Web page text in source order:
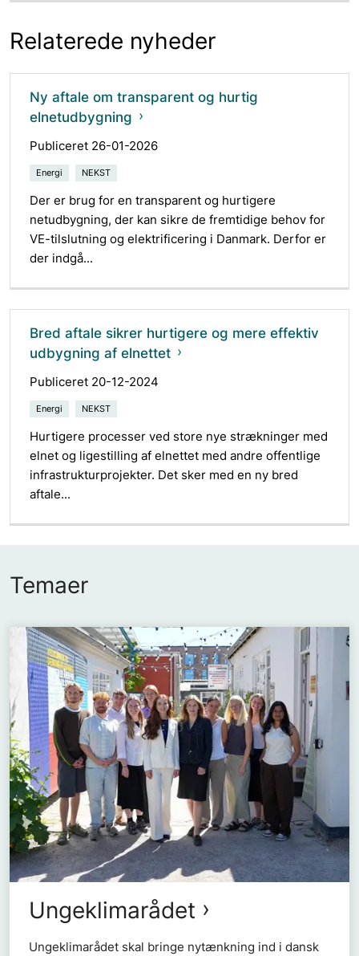
Relaterede nyheder
Ny aftale om transparent og hurtig
elnetudbygning
Publiceret 26-01-2026
Energi NEKST
Der er brug for en transparent og hurtigere
netudbygning, der kan sikre de fremtidige behov for
VE-tilslutning og elektrificering i Danmark. Derfor er
der indgå...
Bred aftale sikrer hurtigere og mere effektiv
udbygning af elnettet
Publiceret 20-12-2024
Energi NEKST
Hurtigere processer ved store nye strækninger med
elnet og ligestilling af elnettet med andre offentlige
infrastrukturprojekter. Det sker med en ny bred
aftale...
Temaer
Ungeklimarådet
Ungeklimarådet skal bringe nytænkning ind i dansk